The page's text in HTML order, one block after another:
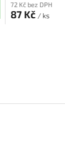
72 Kč bez DPH
87 Kč / ks